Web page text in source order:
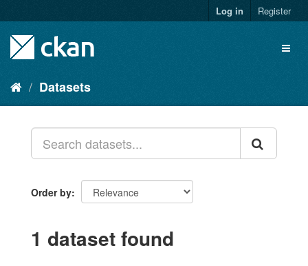
to
content
Log in Register
Datasets
Order by
1 dataset found